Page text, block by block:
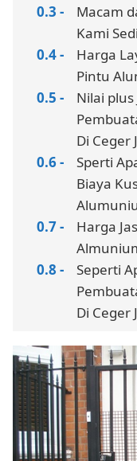
Macam
Kami
Harga
Pintu
Nilai plus
Di Ceger
Sperti
Biaya
Harga
Seperti
Di Ceger